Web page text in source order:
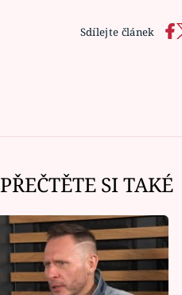
Sdílejte článek
PŘEČTĚTE SI TAKÉ